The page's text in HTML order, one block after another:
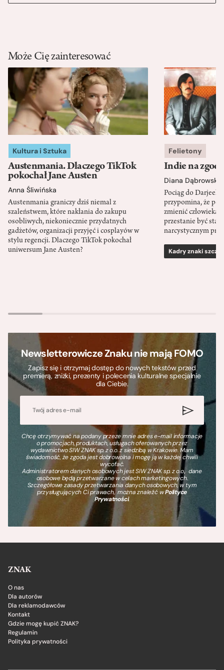
Może Cię zainteresować
Kultura i Sztuka
Austenmania. Dlaczego TikTok
pokochał Jane Austen
Anna Śliwińska
Austenmania graniczy dziś niemal z
szaleństwem, które nakłania do zakupu
osobliwych, niekoniecznie przydatnych
gadżetów, organizacji przyjęć i cosplayów w
stylu regencji. Dlaczego TikTok pokochał
uniwersum Jane Austen?
Felietony
Indie na
Diana Dąbrowska
Pociąg do
przypomina, że
zmienić człowieka
przestanie być
narcystycznym
Kadry znaki
Newsletterowicze Znaku nie mają FOMO
Zapisz się i otrzymaj dostęp do nowych tekstów przed
premierą, zniżki, prezenty i polecenia kulturalne specjalnie
dla Ciebie.
Chcę otrzymywać na podany przeze mnie adres e-mail informacje
o promocjach, produktach, usługach oferowanych przez
wydawnictwo SIW ZNAK sp. z o.o. z siedzibą w Krakowie. Mam
świadomość, że zgoda jest dobrowolna i mogę ją w każdej chwili
wycofać.
Administratorem danych osobowych jest SIW ZNAK sp. z o.o., dane
osobowe będą przetwarzane w celach marketingowych.
Szczegółowe zasady przetwarzania danych osobowych, w tym
przysługujących Ci prawach, można znaleźć wPolityce
Prywatności.
ZNAK
O nas
Dla autorów
Dla reklamodawców
Kontakt
Gdzie mogę kupić ZNAK?
Regulamin
Polityka prywatności